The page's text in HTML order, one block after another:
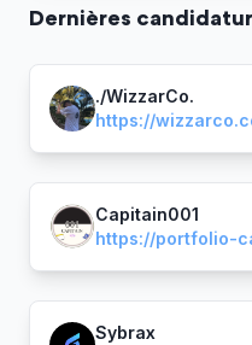
Dernières
./WizzarCo.
https://
Capitain001
https://portfolio-
Sybrax